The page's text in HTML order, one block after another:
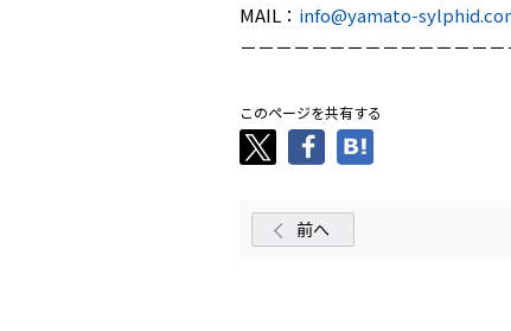
MAIL： info@yamato-
－－－－－－－－－－－－－－
このページを共有する
前へ